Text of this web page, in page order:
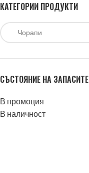
КАТЕГОРИИ ПРОДУКТИ
СЪСТОЯНИЕ НА ЗАПАСИТЕ
В промоция
В наличност